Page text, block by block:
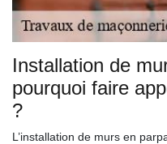
Installation de
pourquoi faire
?
L’installation de murs en